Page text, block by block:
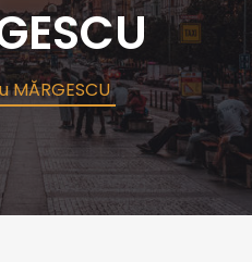
MĂRGESCU